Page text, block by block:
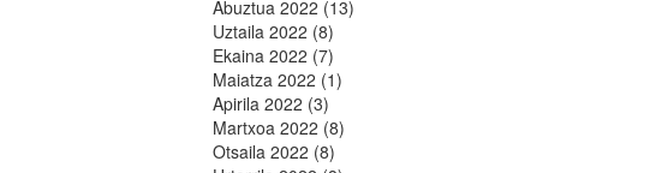
Abuztua 2022 (13)
Uztaila 2022 (8)
Ekaina 2022 (7)
Maiatza 2022 (1)
Apirila 2022 (3)
Martxoa 2022 (8)
Otsaila 2022 (8)